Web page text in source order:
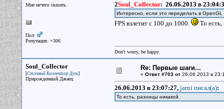
Мне нечего сказать.
Пол:
Репутация: +306
2Soul_Collector: 26.06.2013 в
Интересно, если это переделать в OpenGL
FPS взлетит с 100 до 1000. То есть,
Don't worry, be happy.
Soul_Collector
[Сточный Коллектор Душ]
Прирожденный Джаец
Re: Первые шаги...
« Ответ #703 от26.06.2013 в
26.06.2013 в 23:07:27, jarni писал(a):
То есть, разницы никакой.